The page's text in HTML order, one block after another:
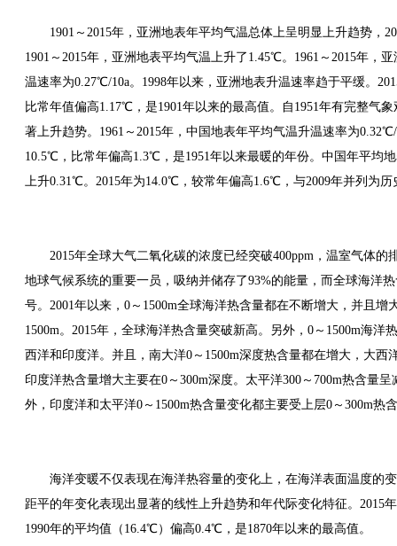
1901～2015年，亚洲地表年平均气温总体上呈明显上升趋势，
1901～2015年，亚洲地表平均气温上升了1.45℃。1961～2015年，
温速率为0.27℃/10a。1998年以来，亚洲地表升温速率趋于平缓。
比常年值偏高1.17℃，是1901年以来的最高值。自1951年有完整气
著上升趋势。1961～2015年，中国地表年平均气温升温速率为
10.5℃，比常年偏高1.3℃，是1951年以来最暖的年份。中国年平均
上升0.31℃。2015年为14.0℃，较常年偏高1.6℃，与2009年并列为历
2015年全球大气二氧化碳的浓度已经突破400ppm，温室气体
地球气候系统的重要一员，吸纳并储存了93%的能量，而全球海洋
号。2001年以来，0～1500m全球海洋热含量都在不断增大，并且增
1500m。2015年，全球海洋热含量突破新高。另外，0～1500m海
西洋和印度洋。并且，南大洋0～1500m深度热含量都在增大，大西
印度洋热含量增大主要在0～300m深度。太平洋300～700m热含量
外，印度洋和太平洋0～1500m热含量变化都主要受上层0～300m热
海洋变暖不仅表现在海洋热容量的变化上，在海洋表面温度的
距平的年变化表现出显著的线性上升趋势和年代际变化特征。2015
1990年的平均值（16.4℃）偏高0.4℃，是1870年以来的最高值。